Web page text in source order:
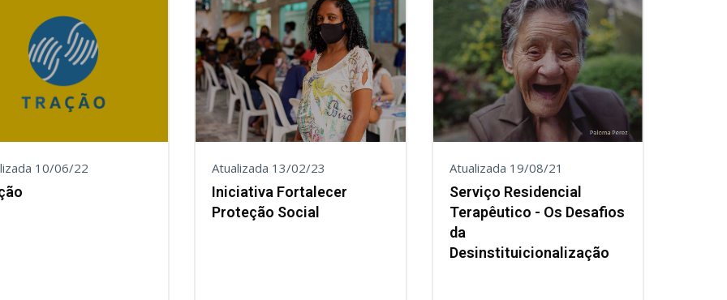
10/06/22 Atualizada 13/02/23
Iniciativa Fortalecer
Proteção Social
Atualizada 19/08/21
Serviço Residencial
Terapêutico - Os Desafios
da
Desinstituicionalização